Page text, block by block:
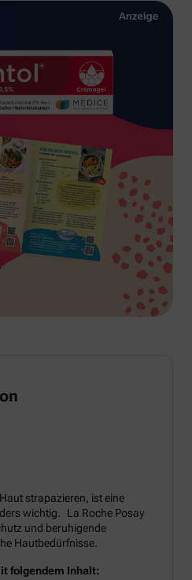
strapazieren, ist eine
wichtig. La Roche Posay
und beruhigende
Hautbedürfnisse.
folgendem Inhalt: